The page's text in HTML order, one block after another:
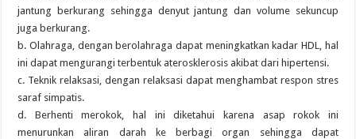
jantung berkurang sehingga denyut jantung dan volume sekuncup
juga berkurang.
b. Olahraga, dengan berolahraga dapat meningkatkan kadar HDL, hal
ini dapat mengurangi terbentuk aterosklerosis akibat dari hipertensi.
c. Teknik relaksasi, dengan relaksasi dapat menghambat respon stres
saraf simpatis.
d. Berhenti merokok, hal ini diketahui karena asap rokok ini
menurunkan aliran darah ke berbagi organ sehingga dapat